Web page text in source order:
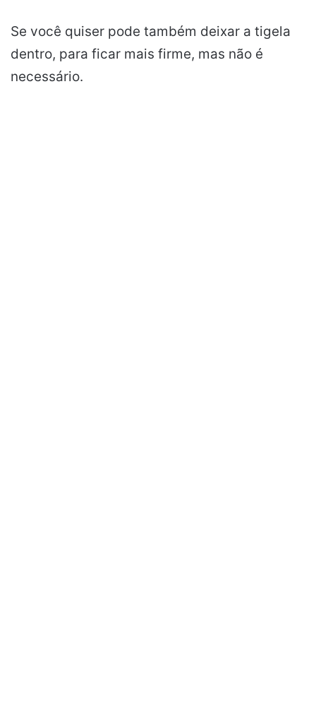
Se você quiser pode também deixar a tigela
dentro, para ficar mais firme, mas não é
necessário.